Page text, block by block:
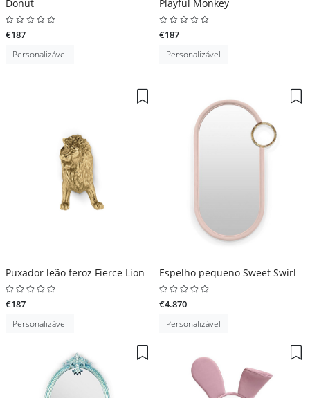
Donut
€187
Personalizável
Playful Monkey
€187
Personalizável
Puxador leão feroz Fierce Lion
€187
Personalizável
Espelho pequeno Sweet Swirl
€4.870
Personalizável